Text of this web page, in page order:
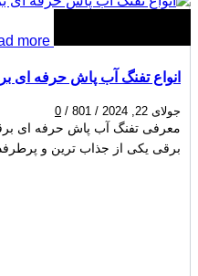
more
انواع تفنگ آب پاش حرفه ‌ای
جولای 22, 2024 /
801
/
0
معرفی تفنگ آب پاش حرفه ‌ای
برقی یکی از جذاب ‌ترین و